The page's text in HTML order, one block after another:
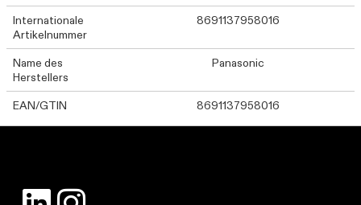
Internationale
Artikelnummer
8691137958016
Name des
Herstellers
Panasonic
EAN/GTIN 8691137958016